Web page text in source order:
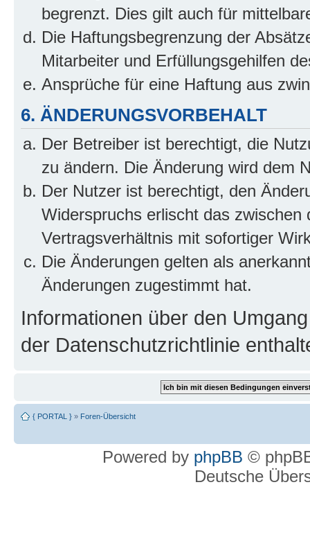
begrenzt. Dies gilt auch für
Die Haftungsbegrenzung der
Mitarbeiter und Erfüllungsgehilfen
Ansprüche für eine Haftung aus
6. ÄNDERUNGSVORBEHALT
Der Betreiber ist berechtigt, die
zu ändern. Die Änderung wird dem
Der Nutzer ist berechtigt, den
Widerspruchs erlischt das
Vertragsverhältnis mit sofortiger
Die Änderungen gelten als
Änderungen zugestimmt hat.
Informationen über den
der Datenschutzrichtlinie
{ PORTAL } » Foren-Übersicht
Powered by phpBB ©
Deutsche